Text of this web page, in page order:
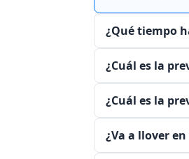
¿Qué tiempo
¿Cuál es la
¿Cuál es la
¿Va a llover